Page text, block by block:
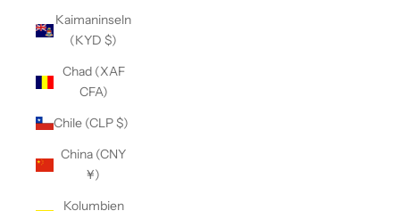
Kaimaninseln
(KYD $)
Chad (XAF
CFA)
Chile (CLP $)
China (CNY
¥)
Kolumbien